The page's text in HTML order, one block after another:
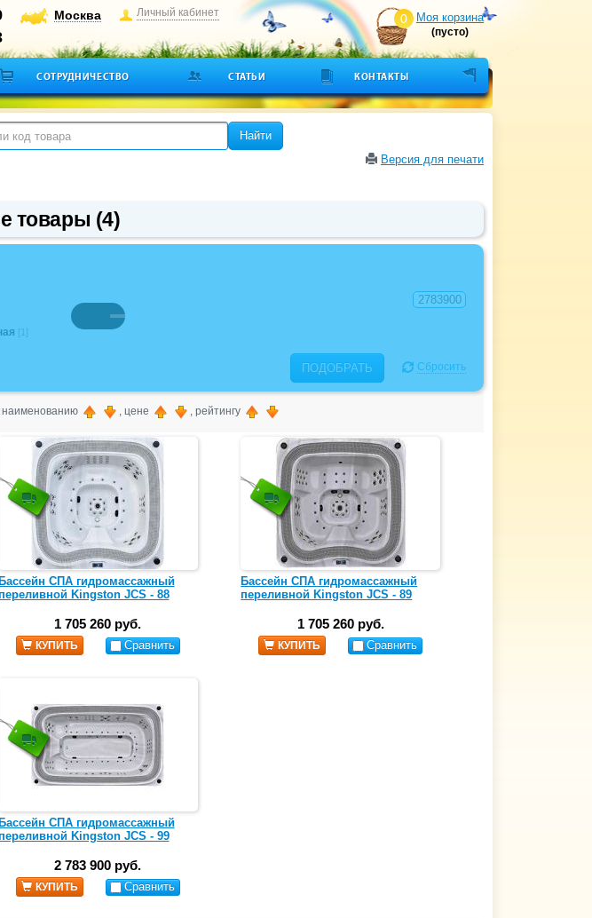
Москва Личный кабинет 0 Моя корзина
(пусто)
СОТРУДНИЧЕСТВО СТАТЬИ КОНТАКТЫ
Найти
Версия для печати
товары (4)
Сбросить
ПОДОБРАТЬ
наименованию , цене , рейтингу
Бассейн СПА гидромассажный
Kingston JCS - 88
1 705 260 руб.
КУПИТЬ Сравнить
Бассейн СПА гидромассажный
переливной Kingston JCS - 89
1 705 260 руб.
КУПИТЬ Сравнить
Бассейн СПА гидромассажный
Kingston JCS - 99
2 783 900 руб.
КУПИТЬ Сравнить